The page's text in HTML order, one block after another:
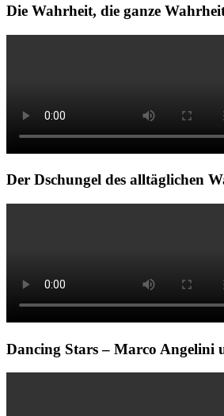
Die Wahrheit, die ganze
Der Dschungel des alltäglichen
Dancing Stars – Marco Angelini